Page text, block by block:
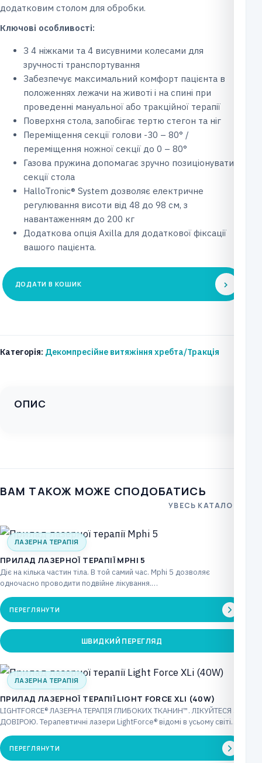
додатковим столом для обробки.
Ключові особливості:
З 4 ніжками та 4 висувними колесами для
зручності транспортування
Забезпечує максимальний комфорт пацієнта в
положеннях лежачи на животі і на спині при
проведенні мануальної або тракційної терапії
Поверхня стола, запобігає тертю стегон та ніг
Переміщення секції голови -30 – 80° /
переміщення ножної секції до 0 – 80°
Газова пружина допомагає зручно позиціонувати
секції стола
HalloTronic® System дозволяє електричне
регулювання висоти від 48 до 98 см, з
навантаженням до 200 кг
Додаткова опція Axilla для додаткової фіксації
вашого пацієнта.
Cтіл
та
електричний
ДОДАТИ В КОШИК
Категорія: Декомпресійне витяжіння хребта/Тракція
ОПИС
ВАМ ТАКОЖ МОЖЕ СПОДОБАТИСЬ
УВЕСЬ КАТАЛОГ
ЛАЗЕРНА ТЕРАПІЯ
ПРИЛАД ЛАЗЕРНОЇ ТЕРАПІЇ MPHI 5
Діє на кілька частин тіла. В той самий час. Mphi 5 дозволяє
одночасно проводити подвійне лікування.…
ПЕРЕГЛЯНУТИ
ШВИДКИЙ ПЕРЕГЛЯД
ЛАЗЕРНА ТЕРАПІЯ
ПРИЛАД ЛАЗЕРНОЇ ТЕРАПІЇ LIGHT FORCE XLI (40W)
LIGHTFORCE® ЛАЗЕРНА ТЕРАПІЯ ГЛИБОКИХ ТКАНИН™. ЛІКУЙТЕСЯ З
ДОВІРОЮ. Терапевтичні лазери LightForce® відомі в усьому світі
ПЕРЕГЛЯНУТИ